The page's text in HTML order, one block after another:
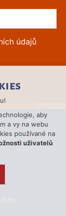
údajů
aby
a vy na webu
používané na
uživatelů